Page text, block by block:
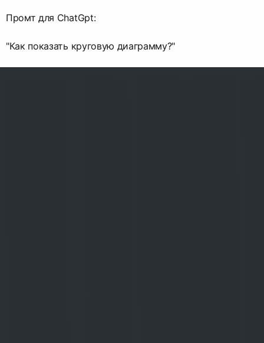
Промт для ChatGpt:
"Как показать круговую диаграмму?"